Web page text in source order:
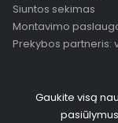
Siuntos sekimas
Montavimo
Prekybos partneris:
Gaukite visą